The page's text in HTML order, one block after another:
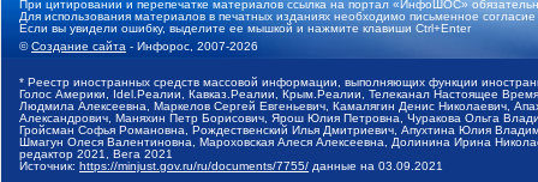
При цитировании и перепечатке материалов ссылка на портал «ИнфоШОС»
Для использования материалов в печатных изданиях необходимо письменное
Если вы увидели ошибку, выделите ее мышкой и нажмите клавиши Ctrl+Enter
©Создание сайта - Инфорос, 2007-2026
* Реестр иностранных средств массовой информации, выполняющих функции
Голос Америки, Idel.Реалии, Кавказ.Реалии, Крым.Реалии, Телеканал Настоящее
Людмила Алексеевна, Маркелов Сергей Евгеньевич, Камалягин Денис Николаевич,
Александрович, Маняхин Петр Борисович, Ярош Юлия Петровна, Чуракова Ольга
Гройсман Софья Романовна, Рождественский Илья Дмитриевич, Апухтина Юлия
Шмагун Олеся Валентиновна, Мароховская Алеся Алексеевна, Долинина Ирина
редактор 2021, Вега 2021
Источник: https://minjust.gov.ru/ru/documents/7755/ данные на 03.09.2021